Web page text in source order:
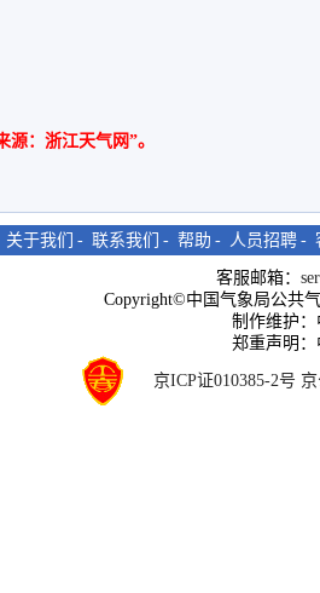
源：浙江天气网”。
关于我们 - 联系我们 - 帮助 - 人员招聘 -
客服邮箱：
Copyright©中国气象局公共
制作维护
郑重声明
京ICP证010385-2号